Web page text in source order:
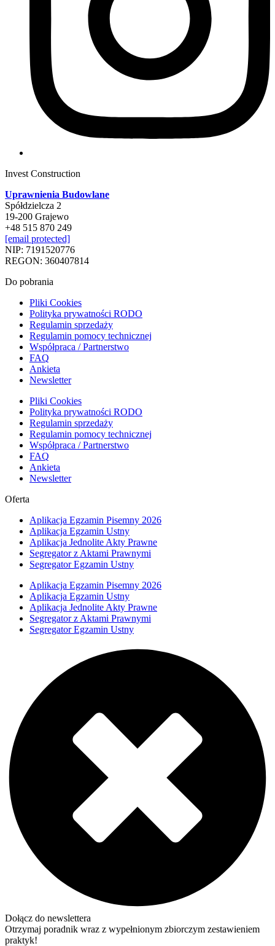
Invest Construction
Uprawnienia Budowlane
Spółdzielcza 2
19-200 Grajewo
+48 515 870 249
[email protected]
NIP: 7191520776
REGON: 360407814
Do pobrania
Pliki Cookies
Polityka prywatności RODO
Regulamin sprzedaży
Regulamin pomocy technicznej
Współpraca / Partnerstwo
FAQ
Ankieta
Newsletter
Pliki Cookies
Polityka prywatności RODO
Regulamin sprzedaży
Regulamin pomocy technicznej
Współpraca / Partnerstwo
FAQ
Ankieta
Newsletter
Oferta
Aplikacja Egzamin Pisemny 2026
Aplikacja Egzamin Ustny
Aplikacja Jednolite Akty Prawne
Segregator z Aktami Prawnymi
Segregator Egzamin Ustny
Aplikacja Egzamin Pisemny 2026
Aplikacja Egzamin Ustny
Aplikacja Jednolite Akty Prawne
Segregator z Aktami Prawnymi
Segregator Egzamin Ustny
Dołącz do newslettera
Otrzymaj poradnik wraz z wypełnionym zbiorczym zestawieniem
praktyk!